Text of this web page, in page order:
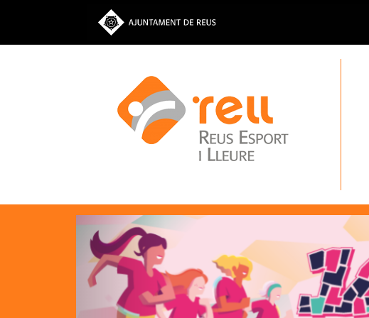
Previous